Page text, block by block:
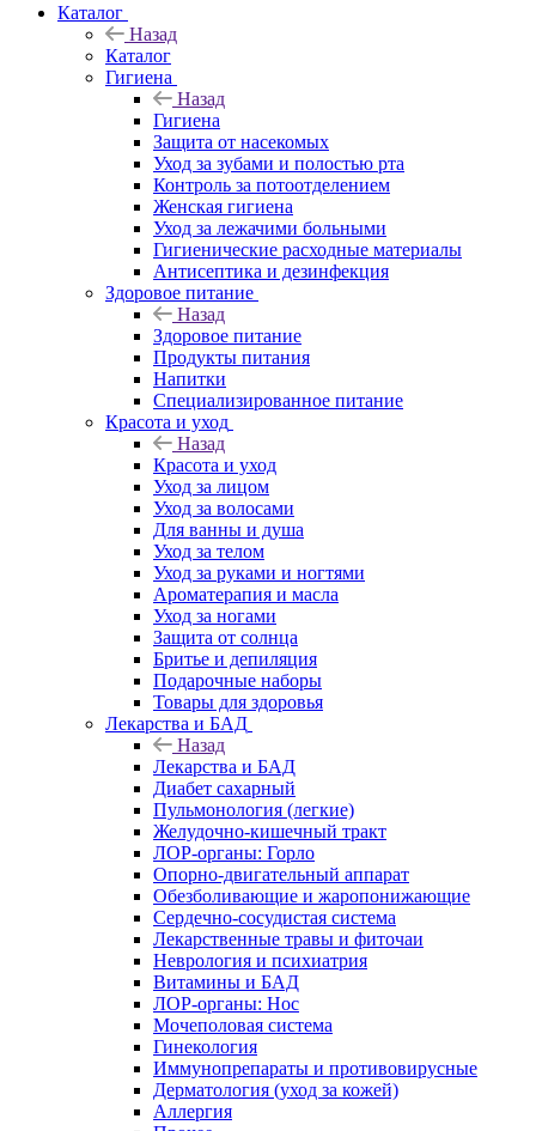
Каталог
Назад
Каталог
Гигиена
Назад
Гигиена
Защита от насекомых
Уход за зубами и полостью рта
Контроль за потоотделением
Женская гигиена
Уход за лежачими больными
Гигиенические расходные материалы
Антисептика и дезинфекция
Здоровое питание
Назад
Здоровое питание
Продукты питания
Напитки
Специализированное питание
Красота и уход
Назад
Красота и уход
Уход за лицом
Уход за волосами
Для ванны и душа
Уход за телом
Уход за руками и ногтями
Ароматерапия и масла
Уход за ногами
Защита от солнца
Бритье и депиляция
Подарочные наборы
Товары для здоровья
Лекарства и БАД
Назад
Лекарства и БАД
Диабет сахарный
Пульмонология (легкие)
Желудочно-кишечный тракт
ЛОР-органы: Горло
Опорно-двигательный аппарат
Обезболивающие и жаропонижающие
Сердечно-сосудистая система
Лекарственные травы и фиточаи
Неврология и психиатрия
Витамины и БАД
ЛОР-органы: Нос
Мочеполовая система
Гинекология
Иммунопрепараты и противовирусные
Дерматология (уход за кожей)
Аллергия